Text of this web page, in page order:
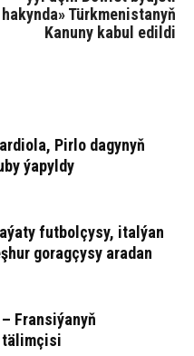
hakynda» Türkmenistanyň
Kanuny kabul edildi
Pirlo dagynyň
ýapyldy
futbolçysy, italýan
goragçysy aradan
Fransiýanyň
tälimçisi